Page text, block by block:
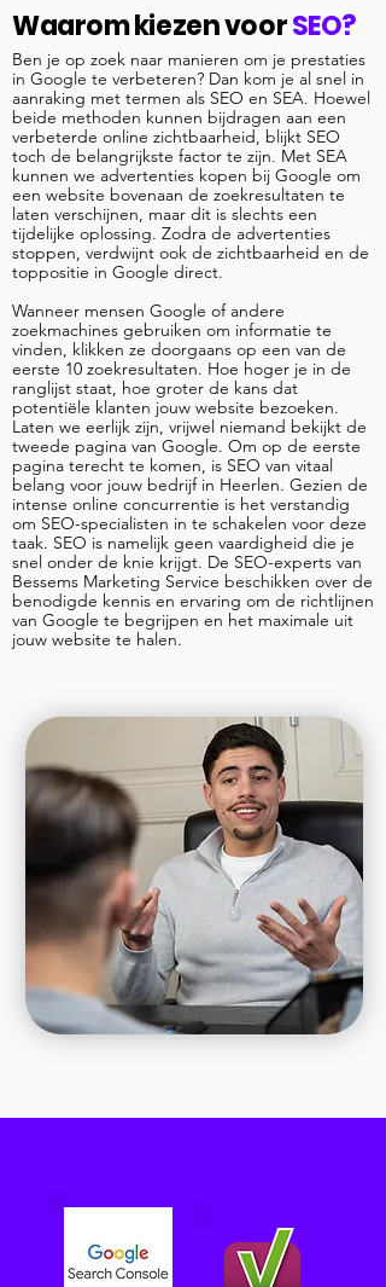
Waarom kiezen voorSEO?
Ben je op zoek naar manieren om je prestaties
in Google te verbeteren? Dan kom je al snel in
aanraking met termen als SEO en SEA. Hoewel
beide methoden kunnen bijdragen aan een
verbeterde online zichtbaarheid, blijkt SEO
toch de belangrijkste factor te zijn. Met SEA
kunnen we advertenties kopen bij Google om
een website bovenaan de zoekresultaten te
laten verschijnen, maar dit is slechts een
tijdelijke oplossing. Zodra de advertenties
stoppen, verdwijnt ook de zichtbaarheid en de
toppositie in Google direct.
Wanneer mensen Google of andere
zoekmachines gebruiken om informatie te
vinden, klikken ze doorgaans op een van de
eerste 10 zoekresultaten. Hoe hoger je in de
ranglijst staat, hoe groter de kans dat
potentiële klanten jouw website bezoeken.
Laten we eerlijk zijn, vrijwel niemand bekijkt de
tweede pagina van Google. Om op de eerste
pagina terecht te komen, is SEO van vitaal
belang voor jouw bedrijf in Heerlen. Gezien de
intense online concurrentie is het verstandig
om SEO-specialisten in te schakelen voor deze
taak. SEO is namelijk geen vaardigheid die je
snel onder de knie krijgt. De SEO-experts van
Bessems Marketing Service beschikken over de
benodigde kennis en ervaring om de richtlijnen
van Google te begrijpen en het maximale uit
jouw website te halen.